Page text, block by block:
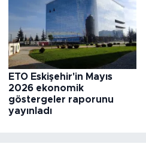
ETO Eskişehir'in Mayıs
2026 ekonomik
göstergeler raporunu
yayınladı